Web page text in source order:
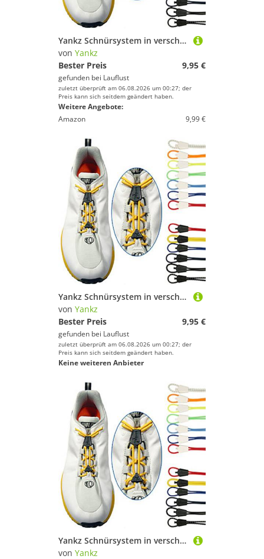
Yankz Schnürsystem in verschiedenen Farben
von Yankz
Bester Preis
9,95 €
gefunden bei Lauflust
zuletzt überprüft am 06.08.2026 um 00:27; der
Preis kann sich seitdem geändert haben.
Weitere Angebote:
Amazon
9,99 €
Yankz Schnürsystem in verschiedenen Farben
von Yankz
Bester Preis
9,95 €
gefunden bei Lauflust
zuletzt überprüft am 06.08.2026 um 00:27; der
Preis kann sich seitdem geändert haben.
Keine weiteren Anbieter
Yankz Schnürsystem in verschiedenen Farben
von Yankz